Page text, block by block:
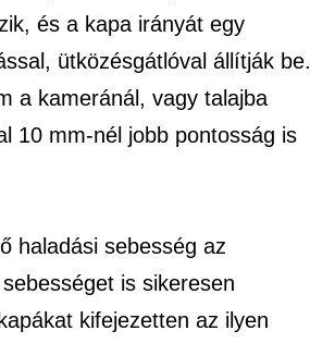
és a kapa irányát egy
ütközésgátlóval állítják be.
a kameránál, vagy talajba
10 mm-nél jobb pontosság is
haladási sebesség az
is sikeresen
kifejezetten az ilyen